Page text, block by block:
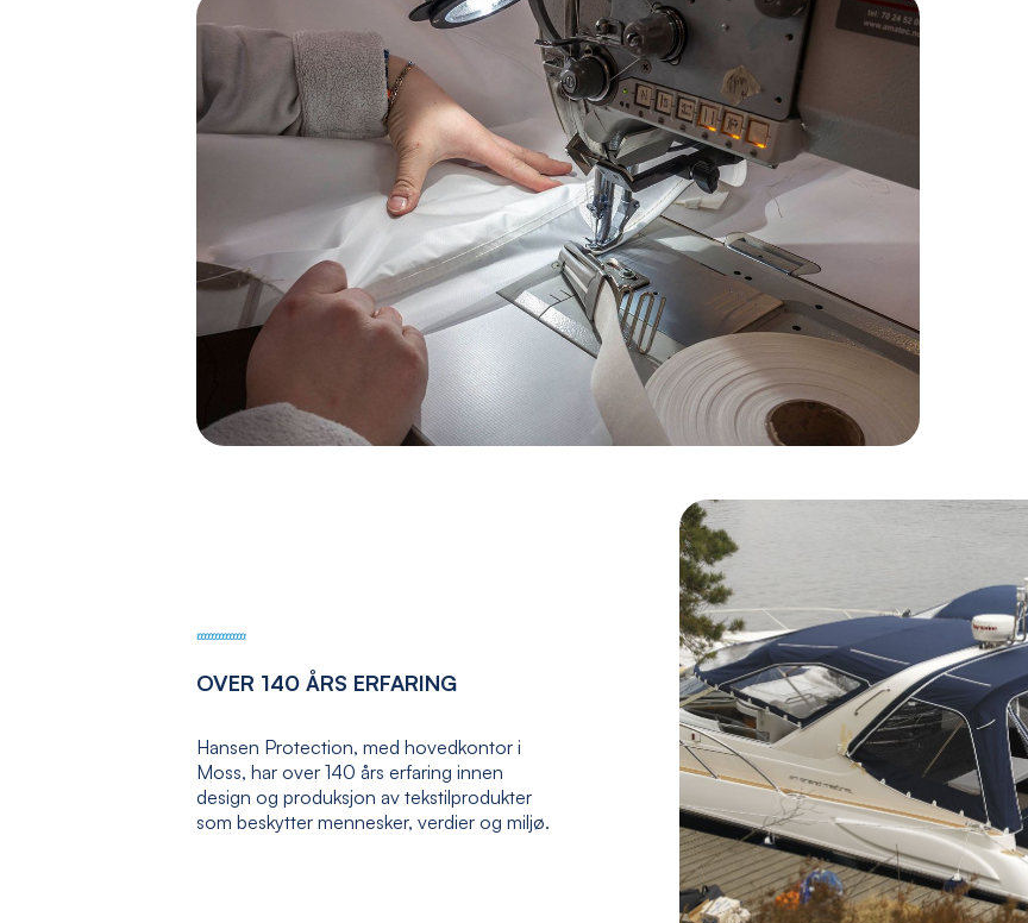
OVER 140 ÅRS ERFARING
Hansen Protection, med hovedkontor i
Moss, har over 140 års erfaring innen
design og produksjon av tekstilprodukter
som beskytter mennesker, verdier og miljø.